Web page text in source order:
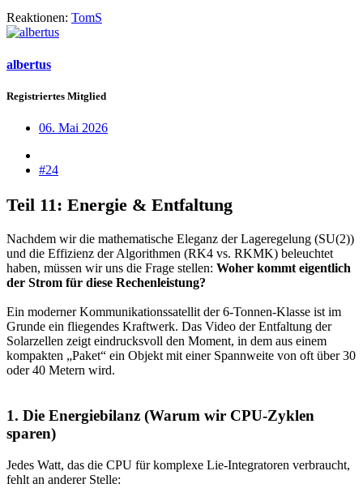
Reaktionen: TomS
albertus
Registriertes Mitglied
06. Mai 2026
#24
Teil 11: Energie & Entfaltung
Nachdem wir die mathematische Eleganz der Lageregelung (SU(2))
und die Effizienz der Algorithmen (RK4 vs. RKMK) beleuchtet
haben, müssen wir uns die Frage stellen: Woher kommt eigentlich
der Strom für diese Rechenleistung?
Ein moderner Kommunikationssatellit der 6-Tonnen-Klasse ist im
Grunde ein fliegendes Kraftwerk. Das Video der Entfaltung der
Solarzellen zeigt eindrucksvoll den Moment, in dem aus einem
kompakten „Paket“ ein Objekt mit einer Spannweite von oft über 30
oder 40 Metern wird.
1. Die Energiebilanz (Warum wir CPU-Zyklen
sparen)​
Jedes Watt, das die CPU für komplexe Lie-Integratoren verbraucht,
fehlt an anderer Stelle: